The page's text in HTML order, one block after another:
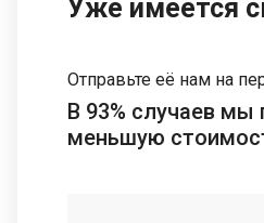
Уже имеется
Отправьте её нам на
В 93% случаев мы
меньшую